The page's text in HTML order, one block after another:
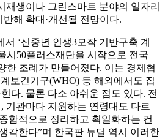
재생이나 그린스마트 분야의 일자리
해 확대·개선될 전망이다.
서 ‘신중년 인생3모작 기반구축 계
시50플러스재단을 시작으로 전국
한 조례가 만들어졌다. 이는 경제협
보건기구(WHO) 등 해외에서도 집
다. 물론 다소 아쉬운 점도 있다. 전
기관마다 지원하는 연령대도 다르
합적으로 정리하고 획일화하는 컨
각한다”며 한국판 뉴딜 역시 이러한